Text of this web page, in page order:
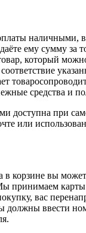
наличными,
ему сумму за
который
средства и
доступна при
или
в корзине вы
принимаем карты
вас
должны ввести